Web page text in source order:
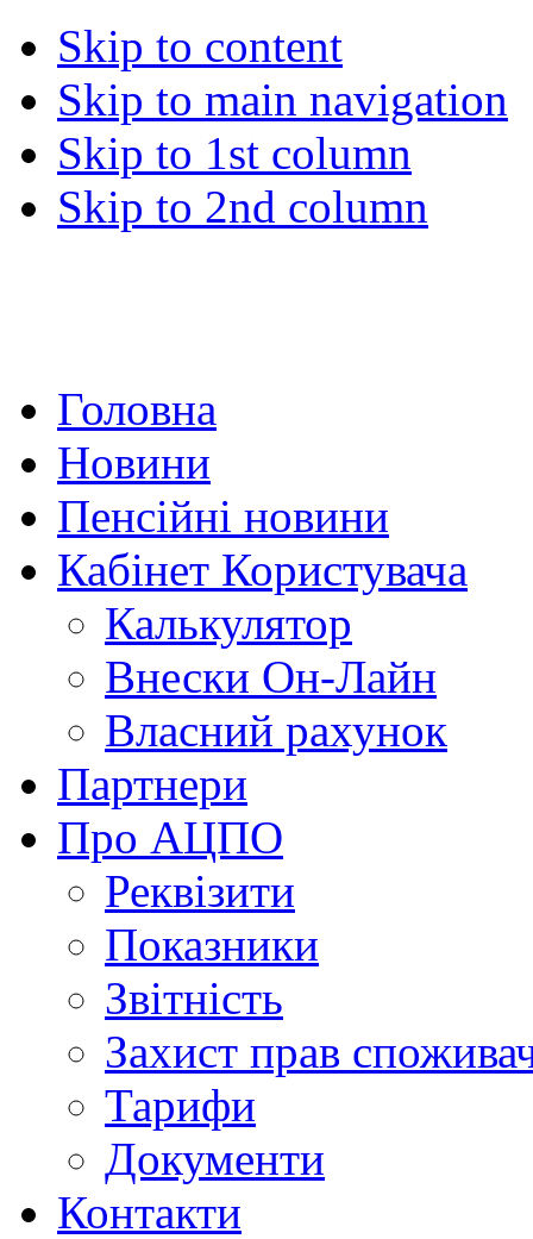
Skip to content
Skip to main navigation
Skip to 1st column
Skip to 2nd column
Головна
Новини
Пенсійні новини
Кабінет Користувача
Калькулятор
Внески Он-Лайн
Власний рахунок
Партнери
Про АЦПО
Реквізити
Показники
Звітність
Захист прав
Тарифи
Документи
Контакти